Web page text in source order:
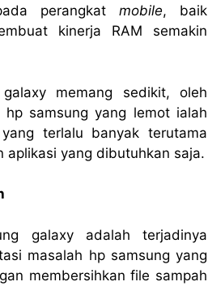
perangkatmobile, baik
kinerja RAM semakin
memang sedikit, oleh
hp samsung yang lemot ialah
terlalu banyak terutama
aplikasi yang dibutuhkan saja.
galaxy adalah terjadinya
masalah hp samsung yang
membersihkan file sampah